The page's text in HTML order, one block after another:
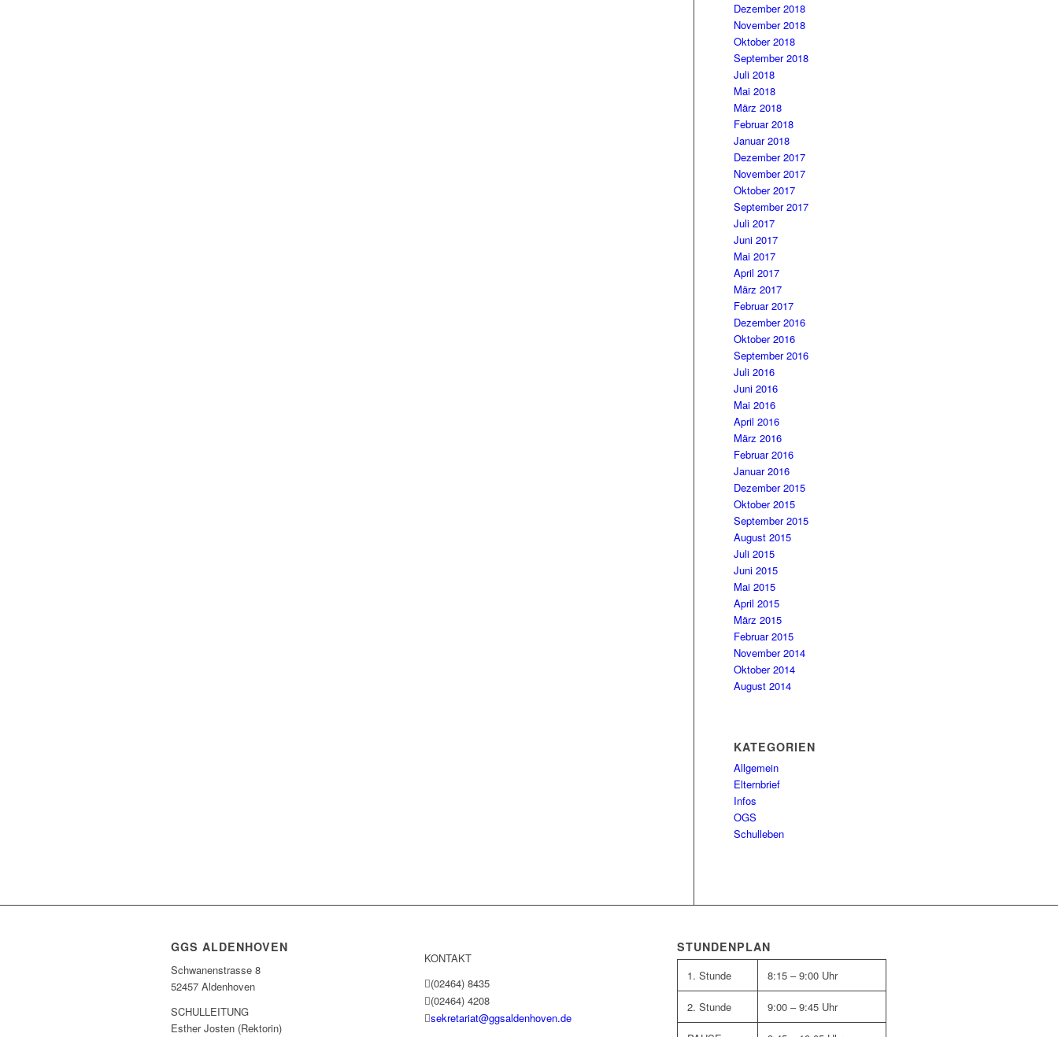
Dezember 2018
November 2018
Oktober 2018
September 2018
Juli 2018
Mai 2018
März 2018
Februar 2018
Januar 2018
Dezember 2017
November 2017
Oktober 2017
September 2017
Juli 2017
Juni 2017
Mai 2017
April 2017
März 2017
Februar 2017
Dezember 2016
Oktober 2016
September 2016
Juli 2016
Juni 2016
Mai 2016
April 2016
März 2016
Februar 2016
Januar 2016
Dezember 2015
Oktober 2015
September 2015
August 2015
Juli 2015
Juni 2015
Mai 2015
April 2015
März 2015
Februar 2015
November 2014
Oktober 2014
August 2014
KATEGORIEN
Allgemein
Elternbrief
Infos
OGS
Schulleben
GGS ALDENHOVEN
Schwanenstrasse 8
52457 Aldenhoven
SCHULLEITUNG
Esther Josten (Rektorin)
KONTAKT
(02464) 8435
(02464) 4208
sekretariat@ggsaldenhoven.de
STUNDENPLAN
1. Stunde 8:15 – 9:00 Uhr
2. Stunde 9:00 – 9:45 Uhr